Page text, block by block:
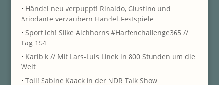
• Händel neu verpuppt! Rinaldo, Giustino und
Ariodante verzaubern Händel-Festspiele
• Sportlich! Silke Aichhorns #Harfenchallenge365 //
Tag 154
• Karibik // Mit Lars-Luis Linek in 800 Stunden um die
Welt
• Toll! Sabine Kaack in der NDR Talk Show